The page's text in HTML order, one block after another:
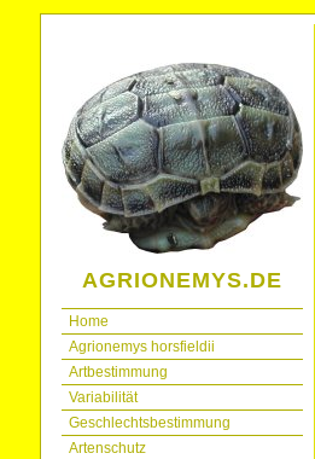
AGRIONEMYS.DE
Home
Agrionemys horsfieldii
Artbestimmung
Variabilität
Geschlechtsbestimmung
Artenschutz